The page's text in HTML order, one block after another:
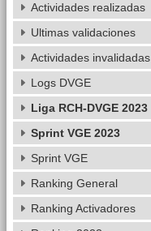
Actividades realizadas
Ultimas validaciones
Actividades invalidadas
Logs DVGE
Liga RCH-DVGE 2023
Sprint VGE 2023
Sprint VGE
Ranking General
Ranking Activadores